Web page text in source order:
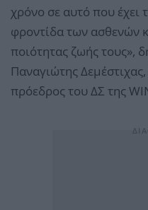
χρόνο σε αυτό που έχει
φροντίδα των ασθενών
ποιότητας ζωής τους»,
Παναγιώτης
πρόεδρος του ΔΣ της